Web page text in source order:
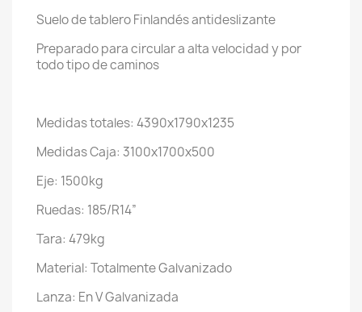
Suelo de tablero Finlandés antideslizante
Preparado para circular a alta velocidad y por
todo tipo de caminos
Medidas totales: 4390x1790x1235
Medidas Caja: 3100x1700x500
Eje: 1500kg
Ruedas: 185/R14”
Tara: 479kg
Material: Totalmente Galvanizado
Lanza: En V Galvanizada